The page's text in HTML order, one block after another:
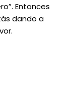
Entonces
dando a